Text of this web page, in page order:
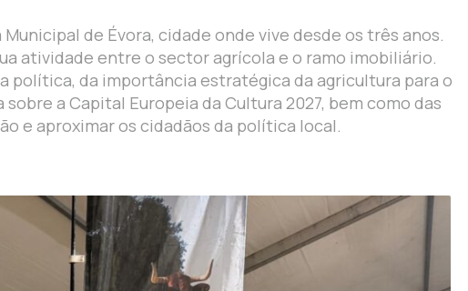
de Évora, cidade onde vive desde os três anos.
atividade entre o sector agrícola e o ramo imobiliário.
política, da importância estratégica da agricultura para o
a Capital Europeia da Cultura 2027, bem como das
e aproximar os cidadãos da política local.